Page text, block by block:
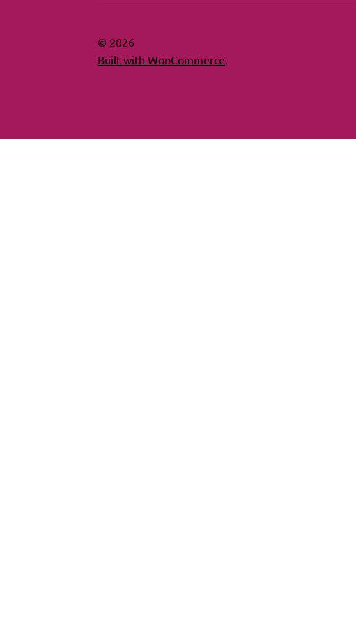
© 2026
Built with WooCommerce